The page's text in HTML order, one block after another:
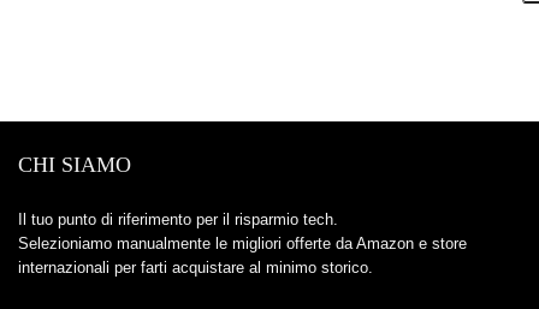
CHI SIAMO
Il tuo punto di riferimento per il risparmio tech.
Selezioniamo manualmente le migliori offerte da Amazon e store
internazionali per farti acquistare al minimo storico.